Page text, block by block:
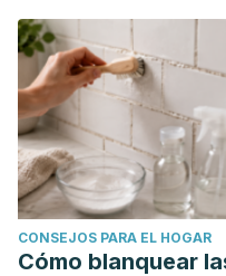
CONSEJOS PARA EL HOGAR
Cómo blanquear